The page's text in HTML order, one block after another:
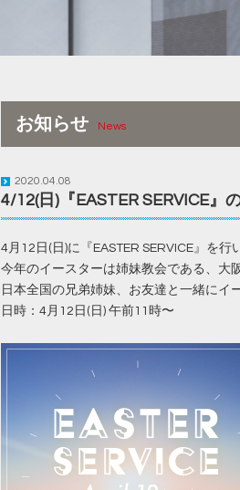
お知らせ News
2020.04.08
4/12(日)『EASTER SERVICE』
4月12日(日)に『EASTER SERVICE』を行
今年のイースターは姉妹教会である、大
日本全国の兄弟姉妹、お友達と一緒にイ
日時：4月12日(日) 午前11時〜